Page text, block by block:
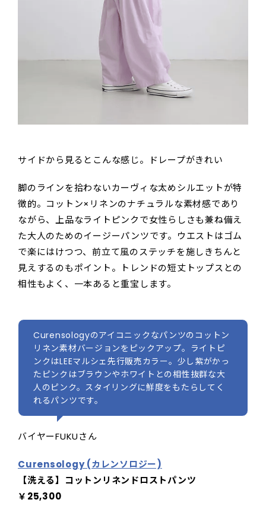
サイドから見るとこんな感じ。ドレープがきれい
脚のラインを拾わないカーヴィな太めシルエットが特
徴的。コットン×リネンのナチュラルな素材感であり
ながら、上品なライトピンクで女性らしさも兼ね備え
た大人のためのイージーパンツです。ウエストはゴム
で楽にはけつつ、前立て風のステッチを施しきちんと
見えするのもポイント。トレンドの短丈トップスとの
相性もよく、一本あると重宝します。
Curensologyのアイコニックなパンツのコットン
リネン素材バージョンをピックアップ。ライトピ
ンクはLEEマルシェ先行販売カラー。少し紫がかっ
たピンクはブラウンやホワイトとの相性抜群な大
人のピンク。スタイリングに鮮度をもたらしてく
れるパンツです。
バイヤーFUKUさん
Curensology (カレンソロジー)
【洗える】コットンリネンドロストパンツ
￥25,300